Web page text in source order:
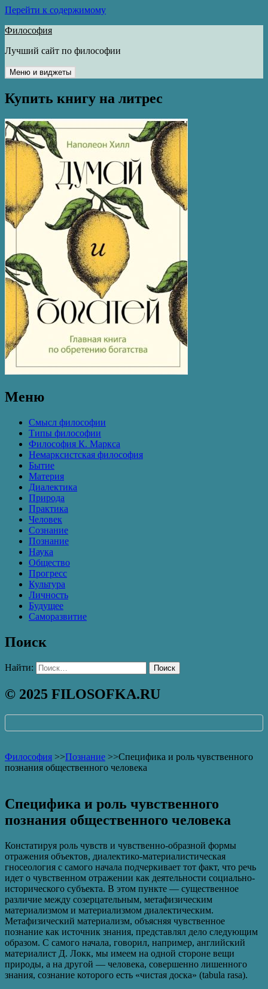
Перейти к содержимому
Философия
Лучший сайт по философии
Меню и виджеты
Купить книгу на литрес
Меню
Смысл философии
Типы философии
Философия К. Маркса
Немарксистская философия
Бытие
Материя
Диалектика
Природа
Практика
Человек
Сознание
Познание
Наука
Общество
Прогресс
Культура
Личность
Будущее
Саморазвитие
Поиск
Найти:
© 2025 FILOSOFKA.RU
Философия >>Познание >>Специфика и роль чувственного
познания общественного человека
Специфика и роль чувственного
познания общественного человека
Констатируя роль чувств и чувственно-образной формы
отражения объектов, диалектико-материалистическая
гносеология с самого начала подчеркивает тот факт, что речь
идет о чувственном отражении как деятельности социально-
исторического субъекта. В этом пункте — существенное
различие между созерцательным, метафизическим
материализмом и материализмом диалектическим.
Метафизический материализм, объясняя чувственное
познание как источник знания, представлял дело следующим
образом. С самого начала, говорил, например, английский
материалист Д. Локк, мы имеем на одной стороне вещи
природы, а на другой — человека, совершенно лишенного
знания, сознание которого есть «чистая доска» (tabula rasa).